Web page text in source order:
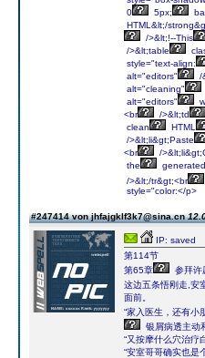
0
5px;
HTML&lt;/
/>&lt;!--This
/>&lt;table
style="text-align:
alt="editors"
/
alt="cleaning"
alt="editors"
<br
/>&lt;td
clean
HTML
/>&lt;li&gt;Paste
<br
/
the
generated
/>&lt;/tr&gt;<br
style="color:</p>
#247414 von jhfajgklf3k7@sina.cn
IP: saved
第114节
第65章
参拜许
这边五条悟刚走,安
面前。
“家入医生，还有小
银屑病透主动
“又按摩什么穴治疗
“安室哥哥确实也是